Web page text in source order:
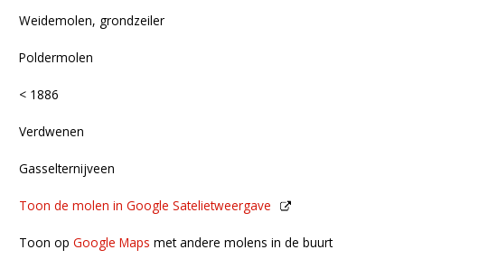
Weidemolen, grondzeiler
poldermolen
< 1886
verdwenen
Gasselternijveen
Toon de molen in Google Satelietweergave
andere molens in de buurt
Toon op Google Maps met andere molens in de buurt